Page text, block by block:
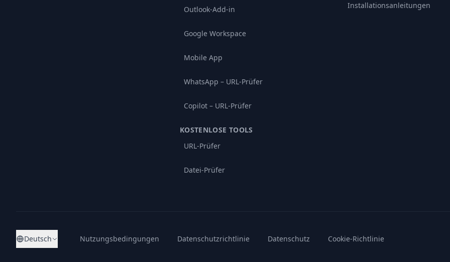
Outlook-Add-in
Google Workspace
Mobile App
WhatsApp – URL-Prüfer
Copilot – URL-Prüfer
KOSTENLOSE TOOLS
URL-Prüfer
Datei-Prüfer
Installationsanleitungen
Deutsch Nutzungsbedingungen Datenschutzrichtlinie Datenschutz Cookie-Richtlinie